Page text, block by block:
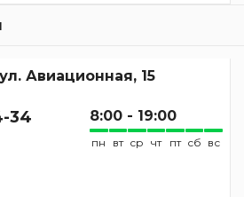
Авиационная, 15
34 8:00 - 19:00
пн вт ср чт пт сб вс